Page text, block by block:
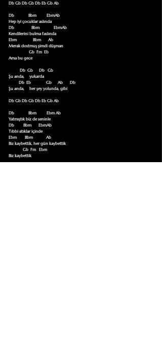
Db Gb Db Gb Db Eb Gb Ab
Db              Bbm          EbmAb
Hep iyi çocuklar aslında
Db                 Bbm              EbmAb
Kendilerini bulma faslında
Ebm                Bbm       Ab
Merak dostmuş şimdi düşman
Ama bu gece
Şu anda,     yukarda
Şu anda,     her şey yolunda, gibi
Db Gb Db Gb Db Eb Gb Ab
Db              Bbm          Ebm Ab
Yatmıştık biz de seninle
Db         Bbm       EbmAb
Tıbbi atıklar içinde
Ebm        Bbm             Ab
Biz kaybettik, her gün kaybettik
Biz kaybettik